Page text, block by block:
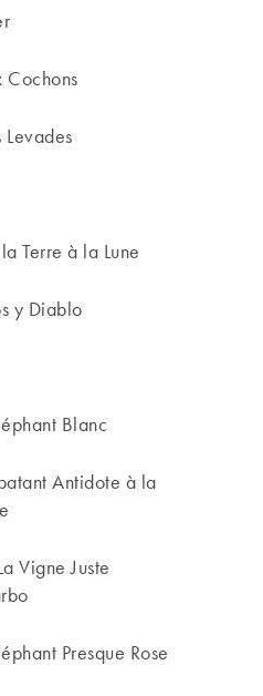
Cochons
Levades
Terre à la Lune
y Diablo
Blanc
Antidote à la
Vigne Juste
Presque Rose